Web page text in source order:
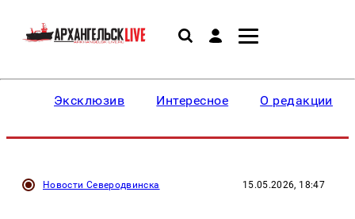
Эксклюзив Интересное О редакции
Новости Северодвинска 15.05.2026, 18:47